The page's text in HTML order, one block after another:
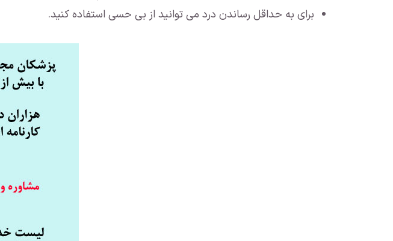
برای به حداقل رساندن درد می توانید از بی حسی استفاده کنید.